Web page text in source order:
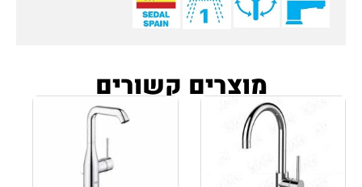
מוצרים קשוריםלמוצר
יש
מספר
סוגים.